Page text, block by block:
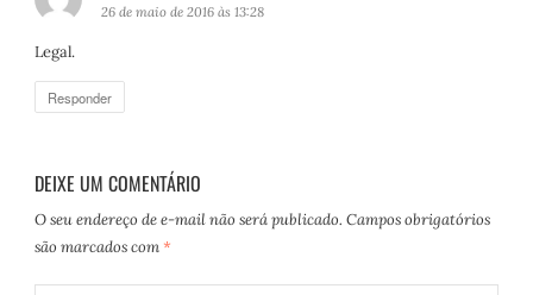
i
26 de maio de 2016 às 13:28
Legal.
Responder
DEIXE UM COMENTÁRIO
O seu endereço de e-mail não será publicado. Campos obrigatórios
são marcados com *